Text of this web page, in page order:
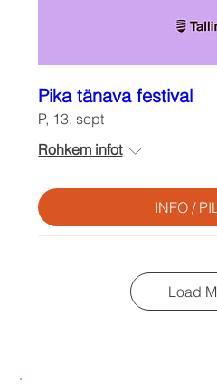
Pika tänava festival
P, 13. sept
Rohkem infot
INFO /
Load